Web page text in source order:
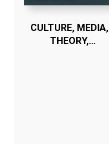
CULTURE, MEDIA,
THEORY,